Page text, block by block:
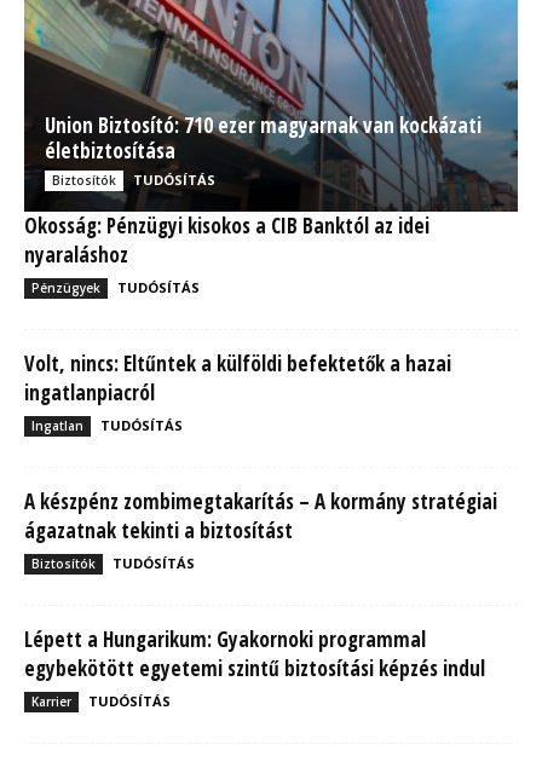
Union Biztosító: 710 ezer magyarnak van kockázati
életbiztosítása
Biztosítók TUDÓSÍTÁS
Okosság: Pénzügyi kisokos a CIB Banktól az idei
nyaraláshoz
Pénzügyek TUDÓSÍTÁS
Volt, nincs: Eltűntek a külföldi befektetők a hazai
ingatlanpiacról
Ingatlan TUDÓSÍTÁS
A készpénz zombimegtakarítás – A kormány stratégiai
ágazatnak tekinti a biztosítást
Biztosítók TUDÓSÍTÁS
Lépett a Hungarikum: Gyakornoki programmal
egybekötött egyetemi szintű biztosítási képzés indul
Karrier TUDÓSÍTÁS